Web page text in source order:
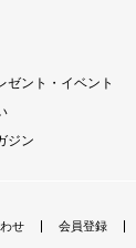
ゼント・イベント
ジン
せ 会員登録